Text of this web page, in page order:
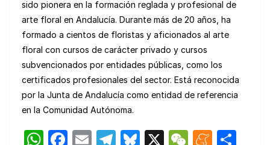
sido pionera en la formación reglada y profesional de
arte floral en Andalucía. Durante más de 20 años, ha
formado a cientos de floristas y aficionados al arte
floral con cursos de carácter privado y cursos
subvencionados por entidades públicas, como los
certificados profesionales del sector. Está reconocida
por la Junta de Andalucía como entidad de referencia
en la Comunidad Autónoma.
W F
E
T
Bl X
W M